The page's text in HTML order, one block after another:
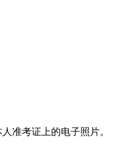
准考证上的电子照片。